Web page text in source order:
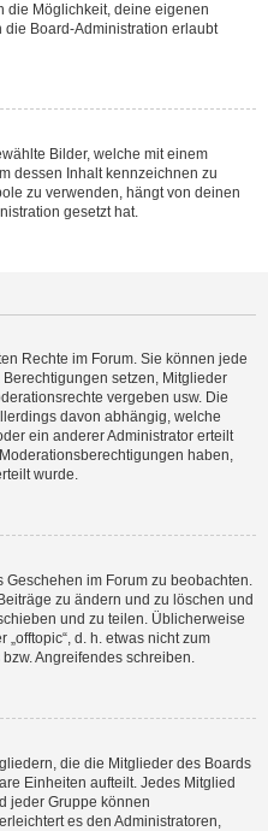
die Möglichkeit, deine eigenen
Board-Administration erlaubt
Bilder, welche mit einem
dessen Inhalt kennzeichnen zu
zu verwenden, hängt von deinen
gesetzt hat.
Rechte im Forum. Sie können jede
setzen, Mitglieder
vergeben usw. Die
davon abhängig, welche
ein anderer Administrator erteilt
haben,
wurde.
Geschehen im Forum zu beobachten.
zu ändern und zu löschen und
und zu teilen. Üblicherweise
d. h. etwas nicht zum
Angreifendes schreiben.
die die Mitglieder des Boards
Einheiten aufteilt. Jedes Mitglied
jeder Gruppe können
es den Administratoren,